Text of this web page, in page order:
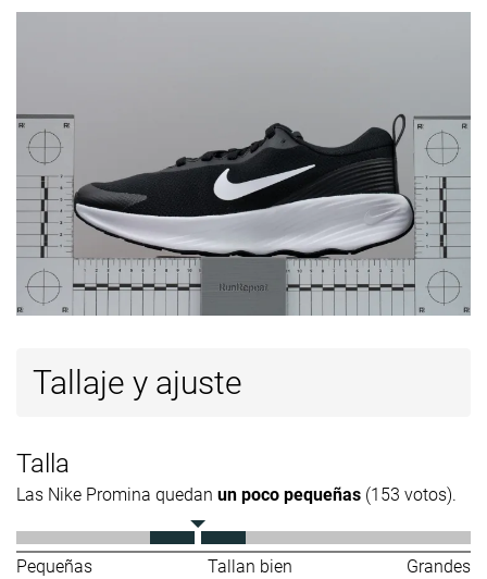
Tallaje y ajuste
Talla
Las Nike Promina quedan un poco pequeñas (153 votos).
Pequeñas Tallan bien Grandes